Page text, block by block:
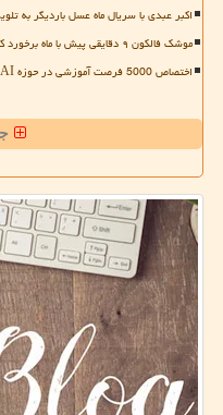
اکبر عبدی با سریال ماه عسل باردیگر به
موشک فالکون ۹ دقایقی پیش با ماه برخورد کرد
اختصاص 5000 فرصت آموزشی در حوزه AI به کشورهای درحال توسعه